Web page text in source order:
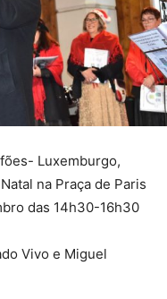
Luxemburgo,
na Praça de Paris
das 14h30-16h30
Vivo e Miguel